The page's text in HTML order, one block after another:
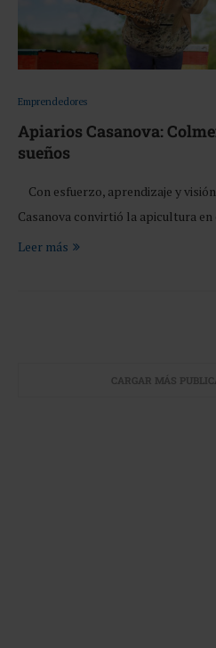
Emprendedores
Apiarios Casanova:
sueños
Con esfuerzo, aprendizaje y
Casanova convirtió la apicultura
Leer más
CARGAR MÁS